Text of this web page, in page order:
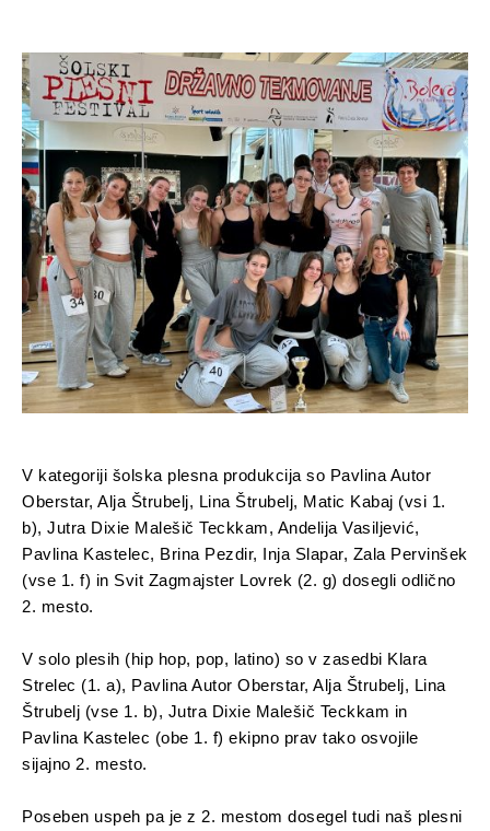
V kategoriji šolska plesna produkcija so Pavlina Autor
Oberstar, Alja Štrubelj, Lina Štrubelj, Matic Kabaj (vsi 1.
b), Jutra Dixie Malešič Teckkam, Andelija Vasiljević,
Pavlina Kastelec, Brina Pezdir, Inja Slapar, Zala Pervinšek
(vse 1. f) in Svit Zagmajster Lovrek (2. g) dosegli odlično
2. mesto.
V solo plesih (hip hop, pop, latino) so v zasedbi Klara
Strelec (1. a), Pavlina Autor Oberstar, Alja Štrubelj, Lina
Štrubelj (vse 1. b), Jutra Dixie Malešič Teckkam in
Pavlina Kastelec (obe 1. f) ekipno prav tako osvojile
sijajno 2. mesto.
Poseben uspeh pa je z 2. mestom dosegel tudi naš plesni